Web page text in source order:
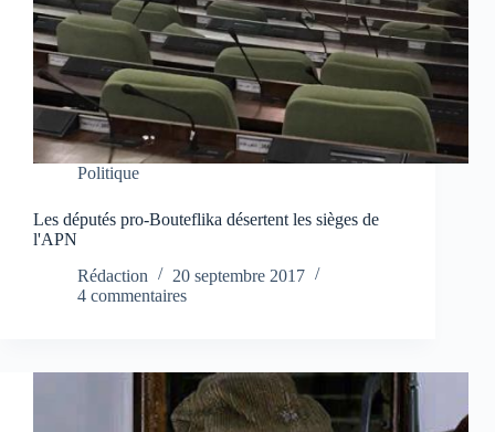
Politique
Les députés pro-Bouteflika désertent les sièges de
l'APN
Rédaction
20 septembre 2017
4 commentaires